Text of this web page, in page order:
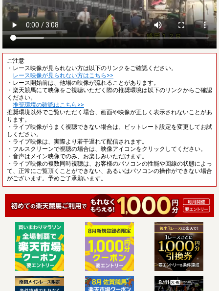
ご注意
・レース映像が見られない方は以下のリンクをご確認ください。
レース映像が見られない方はこちら>>
・レース開始前は、他場の映像が流れることがあります。
・楽天競馬にて映像をご視聴いただく際の推奨環境は以下のリンクからご確認
ください。
推奨環境の確認はこちら>>
推奨環境以外でご覧いただく場合、画面や映像が正しく表示されないことがあ
ります。
・ライブ映像がうまく視聴できない場合は、ビットレート設定を変更してお試
しください。
・ライブ映像は、実際より若干遅れて配信されます。
・フルスクリーンで視聴の場合は、映像アイコンをクリックしてください。
・音声はメイン映像でのみ、お楽しみいただけます。
・ライブ映像の複数同時視聴は、お客様のパソコンの性能や回線の状態によっ
て、正常にご覧頂くことができない、あるいはパソコンの操作ができない場合
がございます。予めご了承願います。